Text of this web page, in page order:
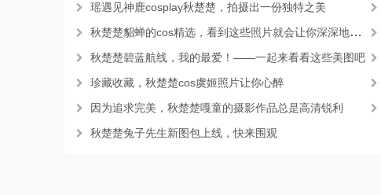
瑶遇见神鹿cosplay秋楚楚，拍摄出一份独特之美
秋楚楚貂蝉的cos精选，看到这些照片就会让你深深地爱上她。
秋楚楚碧蓝航线，我的最爱！——一起来看看这些美图吧
珍藏收藏，秋楚楚cos虞姬照片让你心醉
因为追求完美，秋楚楚嘎童的摄影作品总是高清锐利
秋楚楚兔子先生新图包上线，快来围观